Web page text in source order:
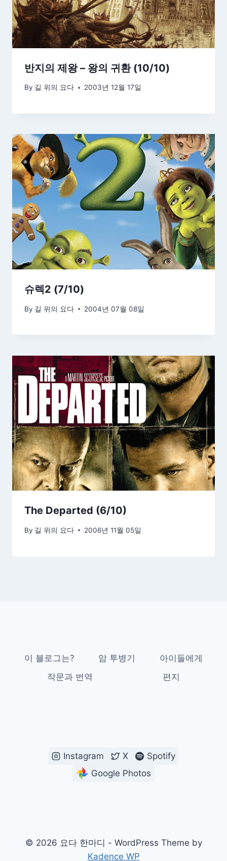
반지의 제왕 – 왕의 귀환 (10/10)
By 길 위의 요다 2003년 12월 17일
슈렉2 (7/10)
By 길 위의 요다 2004년 07월 08일
The Departed (6/10)
By 길 위의 요다 2006년 11월 05일
이 블로그는? 암 투병기
아이들에게
작문과 번역
편지
Instagram X
Spotify
Google Photos
© 2026 요다 한마디 - WordPress Theme by
Kadence WP